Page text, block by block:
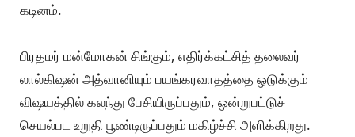
கடினம்.
பிரதமர் மன்மோகன் சிங்கும், எதிர்க்கட்சித் தலைவர்
லால்கிஷன் அத்வானியும் பயங்கரவாதத்தை ஒடுக்கும்
விஷயத்தில் கலந்து பேசியிருப்பதும், ஒன்றுபட்டுச்
செயல்பட உறுதி பூண்டிருப்பதும் மகிழ்ச்சி அளிக்கிறது.